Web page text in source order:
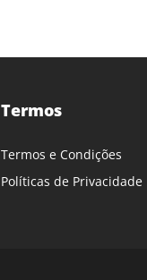
Termos
Termos e Condições
Políticas de Privacidade